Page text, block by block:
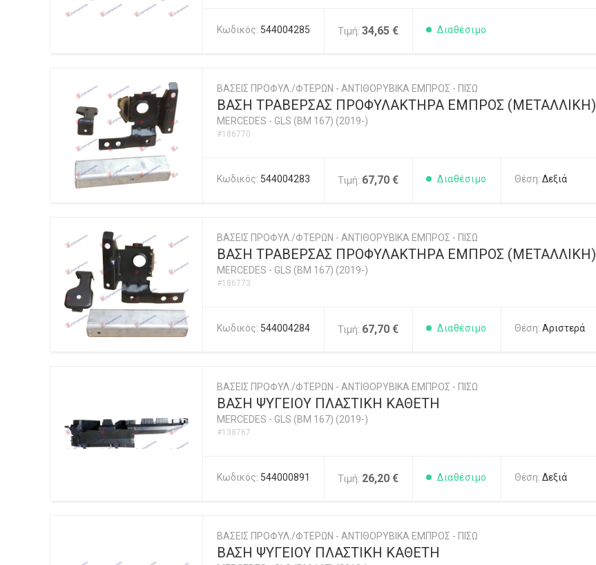
Κωδικός: 544004285 Τιμή: 34,65 € Διαθέσιμο
ΒΑΣΕΙΣ ΠΡΟΦΥΛ./ΦΤΕΡΩΝ - ΑΝΤΙΘΟΡΥΒΙΚΑ ΕΜΠΡΟΣ - ΠΙΣΩ
ΒΑΣΗ ΤΡΑΒΕΡΣΑΣ ΠΡΟΦΥΛΑΚΤΗΡΑ ΕΜΠΡΟΣ (ΜΕΤΑΛΛΙΚΗ)
MERCEDES - GLS (BM 167) (2019-)
#186770
Κωδικός: 544004283 Τιμή: 67,70 € Διαθέσιμο Θέση: Δεξιά
ΒΑΣΕΙΣ ΠΡΟΦΥΛ./ΦΤΕΡΩΝ - ΑΝΤΙΘΟΡΥΒΙΚΑ ΕΜΠΡΟΣ - ΠΙΣΩ
ΒΑΣΗ ΤΡΑΒΕΡΣΑΣ ΠΡΟΦΥΛΑΚΤΗΡΑ ΕΜΠΡΟΣ (ΜΕΤΑΛΛΙΚΗ)
MERCEDES - GLS (BM 167) (2019-)
#186773
Κωδικός: 544004284 Τιμή: 67,70 € Διαθέσιμο Θέση: Αριστερά
ΒΑΣΕΙΣ ΠΡΟΦΥΛ./ΦΤΕΡΩΝ - ΑΝΤΙΘΟΡΥΒΙΚΑ ΕΜΠΡΟΣ - ΠΙΣΩ
ΒΑΣΗ ΨΥΓΕΙΟΥ ΠΛΑΣΤΙΚΗ ΚΑΘΕΤΗ
MERCEDES - GLS (BM 167) (2019-)
#138767
Κωδικός: 544000891 Τιμή: 26,20 € Διαθέσιμο Θέση: Δεξιά
ΒΑΣΕΙΣ ΠΡΟΦΥΛ./ΦΤΕΡΩΝ - ΑΝΤΙΘΟΡΥΒΙΚΑ ΕΜΠΡΟΣ - ΠΙΣΩ
ΒΑΣΗ ΨΥΓΕΙΟΥ ΠΛΑΣΤΙΚΗ ΚΑΘΕΤΗ